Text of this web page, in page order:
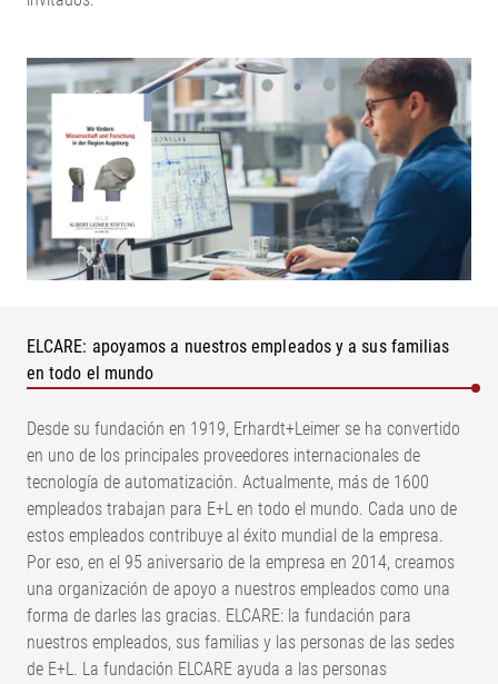
ELCARE: apoyamos a nuestros empleados y a sus familias
en todo el mundo
Desde su fundación en 1919, Erhardt+Leimer se ha convertido
en uno de los principales proveedores internacionales de
tecnología de automatización. Actualmente, más de 1600
empleados trabajan para E+L en todo el mundo. Cada uno de
estos empleados contribuye al éxito mundial de la empresa.
Por eso, en el 95 aniversario de la empresa en 2014, creamos
una organización de apoyo a nuestros empleados como una
forma de darles las gracias. ELCARE: la fundación para
nuestros empleados, sus familias y las personas de las sedes
de E+L. La fundación ELCARE ayuda a las personas